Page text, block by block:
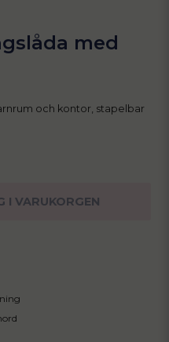
med
och kontor, stapelbar
I VARUKORGEN